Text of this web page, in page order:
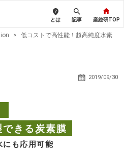
とは 記事 産総研TOP
>
低コストで高性能！超高純度水素
2019/09/30
きる炭素膜
にも応用可能